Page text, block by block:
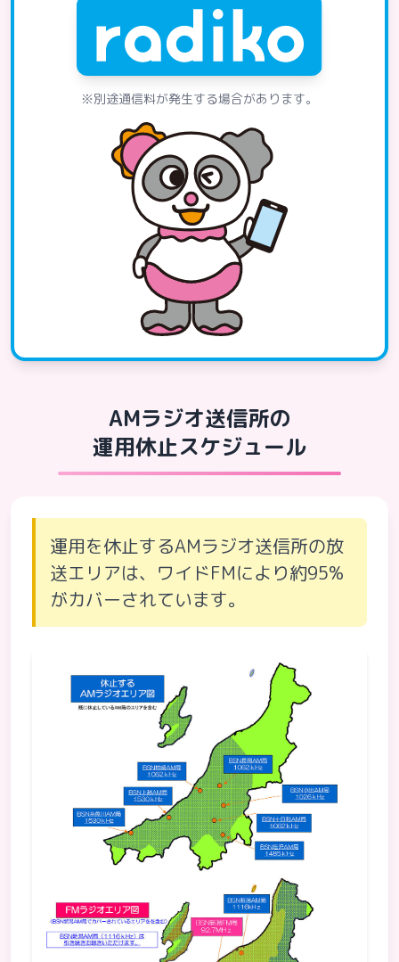
※別途通信料が発生する場合があります。
AMラジオ送信所の
運用休止スケジュール
運用を休止するAMラジオ送信所の放
送エリアは、ワイドFMにより約95%
がカバーされています。